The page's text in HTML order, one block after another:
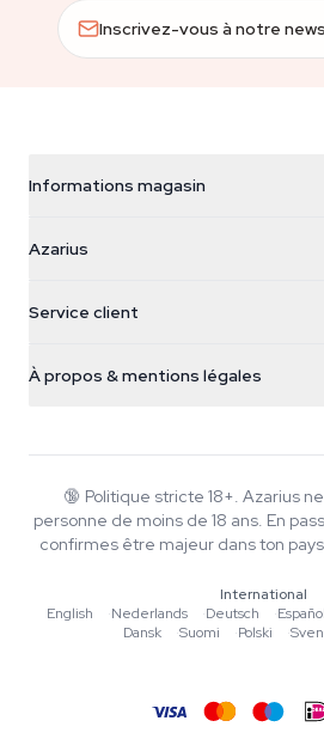
Inscrivez-vous à notre
Informations magasin
Galvaniweg 11
Nederland
+31(0)204897914
Azarius
Smokeshop
Service client
Politique de retour
Politique de confidentialité
À propos & mentions légales
Wiki
Musique
Normes éditoriales
Outils & Calculateurs
🔞 Politique stricte 18+. Azarius
personne de moins de 18 ans. En
confirmes être majeur dans ton
International
English
·Nederlands ·Deutsch ·Español
Dansk
·Suomi ·Polski ·